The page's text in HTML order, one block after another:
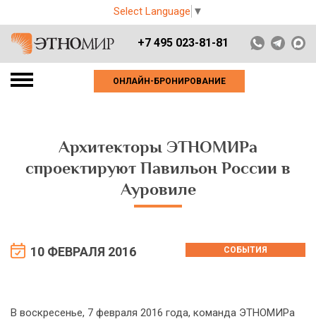
Select Language ▼
+7 495 023-81-81
ОНЛАЙН-БРОНИРОВАНИЕ
Архитекторы ЭТНОМИРа
спроектируют Павильон России в
Ауровиле
10 ФЕВРАЛЯ 2016 СОБЫТИЯ
В воскресенье, 7 февраля 2016 года, команда ЭТНОМИРа